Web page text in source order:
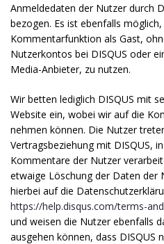
Anmeldedaten der Nutzer durch
bezogen. Es ist ebenfalls möglich,
Kommentarfunktion als Gast,
Nutzerkontos bei DISQUS oder
Media-Anbieter, zu nutzen.
Wir betten lediglich DISQUS mit
Website ein, wobei wir auf die
nehmen können. Die Nutzer
Vertragsbeziehung mit DISQUS,
Kommentare der Nutzer
etwaige Löschung der Daten der
hierbei auf die
https://help.disqus.com/terms-
und weisen die Nutzer ebenfalls
ausgehen können, dass DISQUS